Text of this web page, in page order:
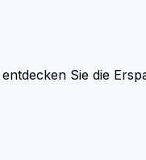
Sie die